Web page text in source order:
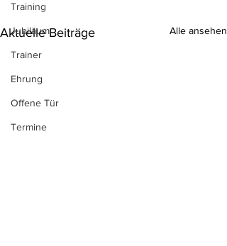
Training
Jubiläum
Trainer
Ehrung
Offene Tür
Termine
Aktuelle Beiträge Alle ansehen